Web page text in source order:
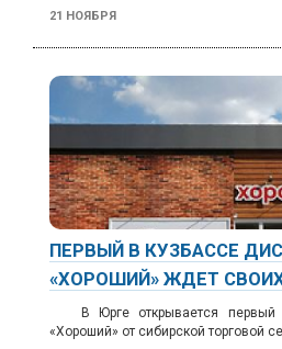
21 НОЯБРЯ
ПЕРВЫЙ В КУЗБАССЕ
«ХОРОШИЙ» ЖДЕТ
В Юрге открывается первый
«Хороший» от сибирской торговой